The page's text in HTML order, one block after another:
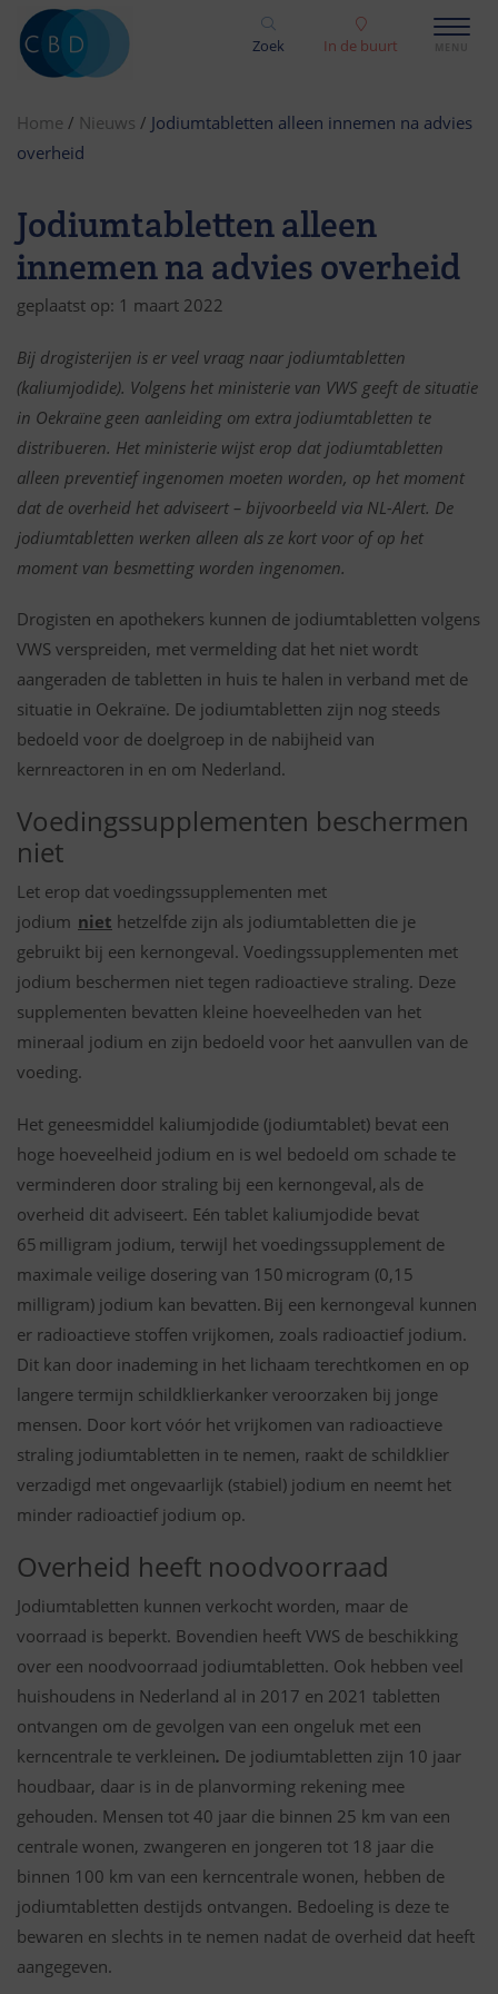
Zoek In de buurt
Home / Nieuws / Jodiumtabletten alleen innemen na advies
overheid
Jodiumtabletten alleen
innemen na advies overheid
geplaatst op: 1 maart 2022
Bij drogisterijen is er veel vraag naar jodiumtabletten
(kaliumjodide). Volgens het ministerie van VWS geeft de situatie
in Oekraïne geen aanleiding om extra jodiumtabletten te
distribueren. Het ministerie wijst erop dat jodiumtabletten
alleen preventief ingenomen moeten worden, op het moment
dat de overheid het adviseert – bijvoorbeeld via NL-Alert. De
jodiumtabletten werken alleen als ze kort voor of op het
moment van besmetting worden ingenomen.
Drogisten en apothekers kunnen de jodiumtabletten volgens
VWS verspreiden, met vermelding dat het niet wordt
aangeraden de tabletten in huis te halen in verband met de
situatie in Oekraïne. De jodiumtabletten zijn nog steeds
bedoeld voor de doelgroep in de nabijheid van
kernreactoren in en om Nederland.
Voedingssupplementen beschermen
niet
Let erop dat voedingssupplementen met
jodium niet hetzelfde zijn als jodiumtabletten die je
gebruikt bij een kernongeval. Voedingssupplementen met
jodium beschermen niet tegen radioactieve straling. Deze
supplementen bevatten kleine hoeveelheden van het
mineraal jodium en zijn bedoeld voor het aanvullen van de
voeding.
Het geneesmiddel kaliumjodide (jodiumtablet) bevat een
hoge hoeveelheid jodium en is wel bedoeld om schade te
verminderen door straling bij een kernongeval, als de
overheid dit adviseert. Eén tablet kaliumjodide bevat
65 milligram jodium, terwijl het voedingssupplement de
maximale veilige dosering van 150 microgram (0,15
milligram) jodium kan bevatten. Bij een kernongeval kunnen
er radioactieve stoffen vrijkomen, zoals radioactief jodium.
Dit kan door inademing in het lichaam terechtkomen en op
langere termijn schildklierkanker veroorzaken bij jonge
mensen. Door kort vóór het vrijkomen van radioactieve
straling jodiumtabletten in te nemen, raakt de schildklier
verzadigd met ongevaarlijk (stabiel) jodium en neemt het
minder radioactief jodium op.
Overheid heeft noodvoorraad
Jodiumtabletten kunnen verkocht worden, maar de
voorraad is beperkt. Bovendien heeft VWS de beschikking
over een noodvoorraad jodiumtabletten. Ook hebben veel
huishoudens in Nederland al in 2017 en 2021 tabletten
ontvangen om de gevolgen van een ongeluk met een
kerncentrale te verkleinen. De jodiumtabletten zijn 10 jaar
houdbaar, daar is in de planvorming rekening mee
gehouden. Mensen tot 40 jaar die binnen 25 km van een
centrale wonen, zwangeren en jongeren tot 18 jaar die
binnen 100 km van een kerncentrale wonen, hebben de
jodiumtabletten destijds ontvangen. Bedoeling is deze te
bewaren en slechts in te nemen nadat de overheid dat heeft
aangegeven.